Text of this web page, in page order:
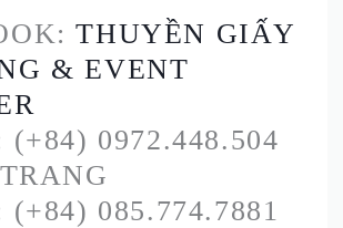
THUYỀN GIẤY
& EVENT
R
(+84) 0972.448.504
(+84) 085.774.7881